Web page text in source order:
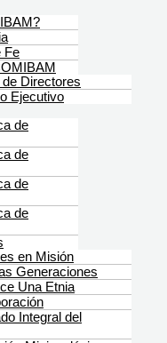
Fe
Directores
Ejecutivo
de
de
de
de
en Misión
Generaciones
Una Etnia
Integral del